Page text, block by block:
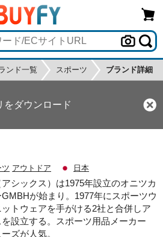
ンド一覧 スポーツ ブランド詳細
をダウンロード
ツ アウトドア 日本
シックス）は1975年設立のオニツカ
GMBHが始まり。1977年にスポーツウ
ットウェアを手がける2社と合併しア
設立する。スポーツ用品メーカー
ズが人気。